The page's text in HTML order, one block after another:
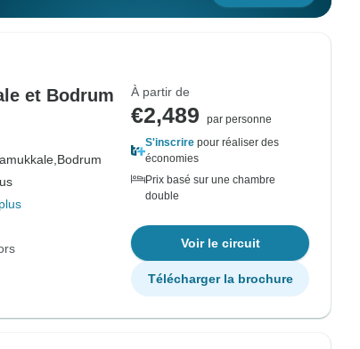
et Bodrum
Bodrum
À partir de
€2,489
par personne
S'inscrire pour réaliser des
économies
Prix basé sur une chambre
double
Voir le circuit
Télécharger la brochure